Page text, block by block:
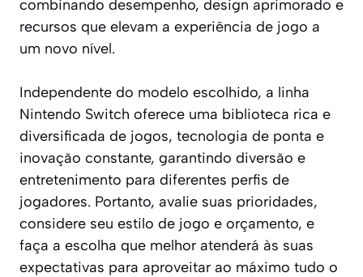
combinando desempenho, design aprimorado e
recursos que elevam a experiência de jogo a
um novo nível.
Independente do modelo escolhido, a linha
Nintendo Switch oferece uma biblioteca rica e
diversificada de jogos, tecnologia de ponta e
inovação constante, garantindo diversão e
entretenimento para diferentes perfis de
jogadores. Portanto, avalie suas prioridades,
considere seu estilo de jogo e orçamento, e
faça a escolha que melhor atenderá às suas
expectativas para aproveitar ao máximo tudo o